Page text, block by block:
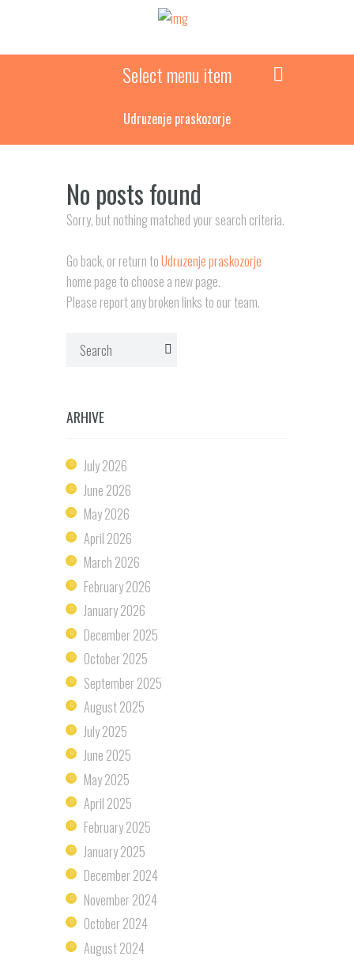
Select menu item
Udruzenje praskozorje
No posts found
Sorry, but nothing matched your search criteria.
Go back, or return toUdruzenje praskozorje
home page to choose a new page.
Please report any broken links to our team.
ARHIVE
July2026
June 2026
May2026
April 2026
March 2026
February2026
January2026
December2025
October2025
September2025
August2025
July2025
June 2025
May2025
April 2025
February2025
January2025
December2024
November2024
October2024
August2024